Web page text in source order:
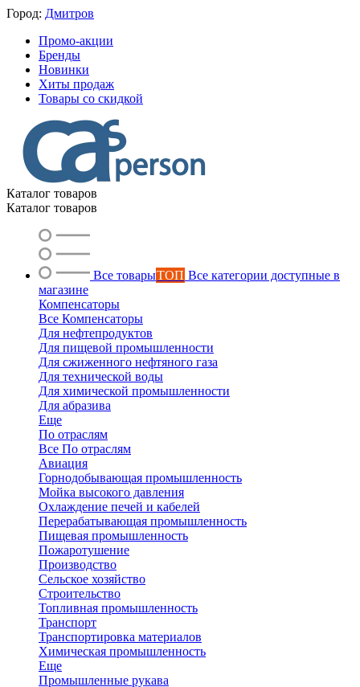
Город: Дмитров
Промо-акции
Бренды
Новинки
Хиты продаж
Товары со скидкой
Каталог товаров
Каталог товаров
Все товарыТОП Все категории доступные в
магазине
Компенсаторы
Все Компенсаторы
Для нефтепродуктов
Для пищевой промышленности
Для сжиженного нефтяного газа
Для технической воды
Для химической промышленности
Для абразива
Еще
По отраслям
Все По отраслям
Авиация
Горнодобывающая промышленность
Мойка высокого давления
Охлаждение печей и кабелей
Перерабатывающая промышленность
Пищевая промышленность
Пожаротушение
Производство
Сельское хозяйство
Строительство
Топливная промышленность
Транспорт
Транспортировка материалов
Химическая промышленность
Еще
Промышленные рукава